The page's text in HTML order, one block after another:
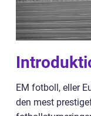
EM fotboll, eller
den mest